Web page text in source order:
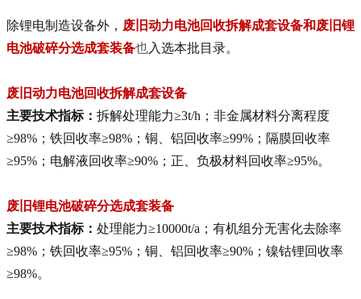
除锂电制造设备外， 废旧动力电池回收拆解成套设备和废旧锂
电池破碎分选成套装备也入选本批目录。
废旧动力电池回收拆解成套设备
主要技术指标： 拆解处理能力≥3t/h；非金属材料分离程度
≥98%；铁回收率≥98%；铜、铝回收率≥99%；隔膜回收率
≥95%；电解液回收率≥90%；正、负极材料回收率≥95%。
废旧锂电池破碎分选成套装备
主要技术指标： 处理能力≥10000t/a；有机组分无害化去除率
≥98%；铁回收率≥95%；铜、铝回收率≥90%；镍钴锂回收率
≥98%。